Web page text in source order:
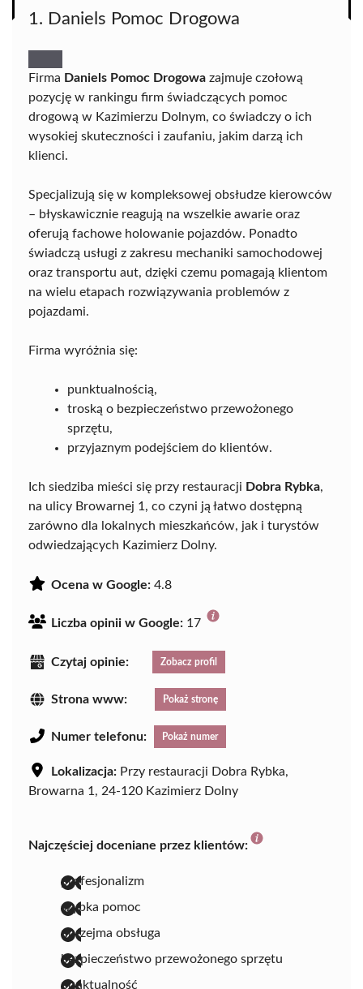
1. Daniels Pomoc Drogowa
Firma Daniels Pomoc Drogowa zajmuje czołową
pozycję w rankingu firm świadczących pomoc
drogową w Kazimierzu Dolnym, co świadczy o ich
wysokiej skuteczności i zaufaniu, jakim darzą ich
klienci.
Specjalizują się w kompleksowej obsłudze kierowców
– błyskawicznie reagują na wszelkie awarie oraz
oferują fachowe holowanie pojazdów. Ponadto
świadczą usługi z zakresu mechaniki samochodowej
oraz transportu aut, dzięki czemu pomagają klientom
na wielu etapach rozwiązywania problemów z
pojazdami.
Firma wyróżnia się:
punktualnością,
troską o bezpieczeństwo przewożonego
sprzętu,
przyjaznym podejściem do klientów.
Ich siedziba mieści się przy restauracji Dobra Rybka,
na ulicy Browarnej 1, co czyni ją łatwo dostępną
zarówno dla lokalnych mieszkańców, jak i turystów
odwiedzających Kazimierz Dolny.
Ocena w Google: 4.8
Liczba opinii w Google: 17
Czytaj opinie: Zobacz profil
Strona www: Pokaż stronę
Numer telefonu: Pokaż numer
Lokalizacja: Przy restauracji Dobra Rybka,
Browarna 1, 24-120 Kazimierz Dolny
Najczęściej doceniane przez klientów:
profesjonalizm
szybka pomoc
uprzejma obsługa
bezpieczeństwo przewożonego sprzętu
punktualność